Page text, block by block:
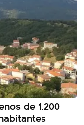
de 1.200